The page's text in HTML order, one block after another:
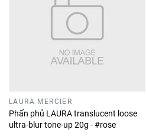
Hướng dẫn sử dụng
Dùng cọ lấy một lượng phấn
muốn. Đặt cọ lên vùng bầu mắt
động tròn để phấn lan đều,
màu trong bảng phấn bằng
trông tự nhiên và hòa quyện với
🎀Đối tượng phù hợp
LAURA MERCIER
Phấn phủ LAURA translucent loose
ultra-blur tone-up 20g - #rose